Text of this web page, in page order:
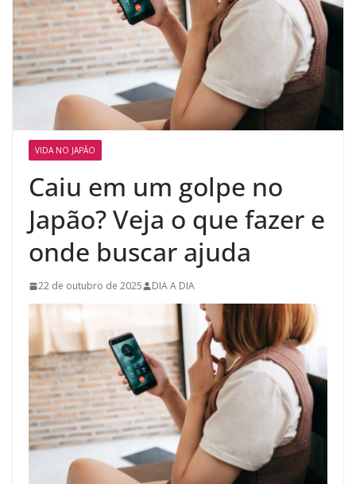
VIDA NO JAPÃO
Caiu em um golpe no
Japão? Veja o que fazer e
onde buscar ajuda
22 de outubro de 2025 DIA A DIA